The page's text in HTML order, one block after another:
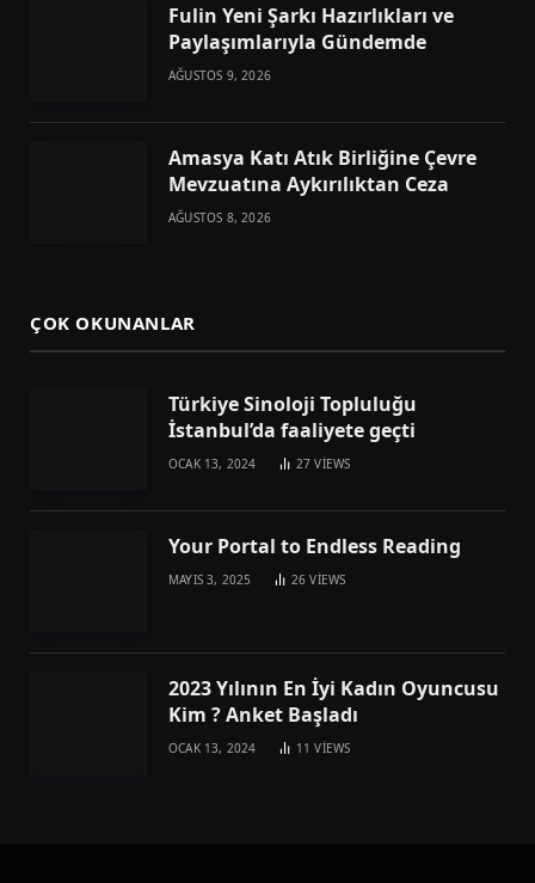
Fulin Yeni Şarkı Hazırlıkları ve
Paylaşımlarıyla Gündemde
AĞUSTOS 9, 2026
Amasya Katı Atık Birliğine Çevre
Mevzuatına Aykırılıktan Ceza
AĞUSTOS 8, 2026
ÇOK OKUNANLAR
Türkiye Sinoloji Topluluğu
İstanbul’da faaliyete geçti
OCAK 13, 2024 27VIEWS
Your Portal to Endless Reading
MAYIS 3, 2025 26VIEWS
2023 Yılının En İyi Kadın Oyuncusu
Kim ? Anket Başladı
OCAK 13, 2024 11VIEWS